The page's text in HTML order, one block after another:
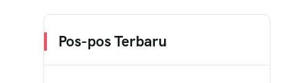
Pos-pos Terbaru